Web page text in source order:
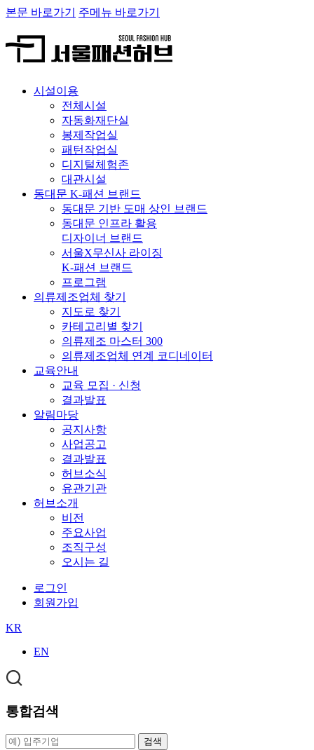
본문 바로가기 주메뉴 바로가기
시설이용
전체시설
자동화재단실
봉제작업실
패턴작업실
디지털체험존
대관시설
동대문 K-패션 브랜드
동대문 기반 도매 상인 브랜드
동대문 인프라 활용
디자이너 브랜드
서울X무신사 라이징
K-패션 브랜드
프로그램
의류제조업체 찾기
지도로 찾기
카테고리별 찾기
의류제조 마스터 300
의류제조업체 연계 코디네이터
교육안내
교육 모집 · 신청
결과발표
알림마당
공지사항
사업공고
결과발표
허브소식
유관기관
허브소개
비전
주요사업
조직구성
오시는 길
로그인
회원가입
KR
EN
통합검색
검색